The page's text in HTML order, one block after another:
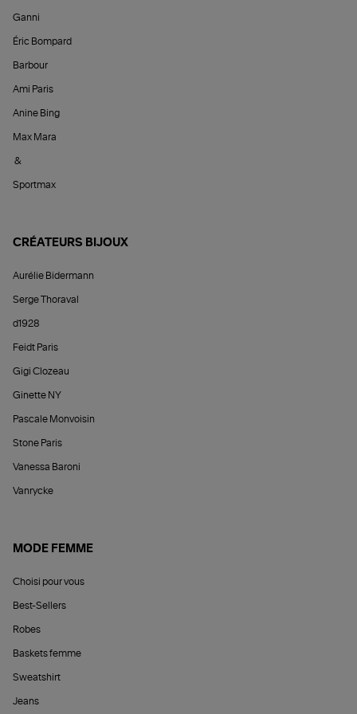
Ganni
Éric Bompard
Barbour
Ami Paris
Anine Bing
Max Mara
&
Sportmax
CRÉATEURS BIJOUX
Aurélie Bidermann
Serge Thoraval
d1928
Feidt Paris
Gigi Clozeau
Ginette NY
Pascale Monvoisin
Stone Paris
Vanessa Baroni
Vanrycke
MODE FEMME
Choisi pour vous
Best-Sellers
Robes
Baskets femme
Sweatshirt
Jeans